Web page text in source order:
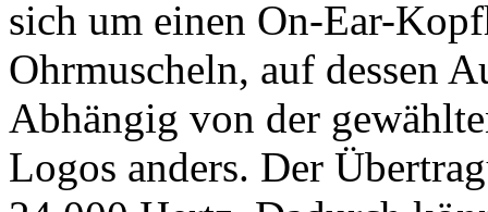
sich um einen On-Ear-
Ohrmuscheln, auf dessen
Abhängig von der
Logos anders. Der